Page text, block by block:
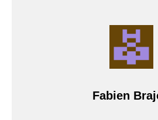
Fabien